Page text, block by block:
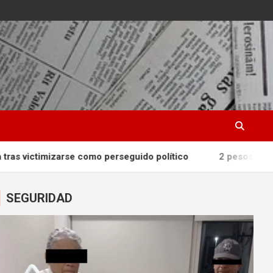
como perseguido político 2 pesos por kilo: cómo los
SEGURIDAD